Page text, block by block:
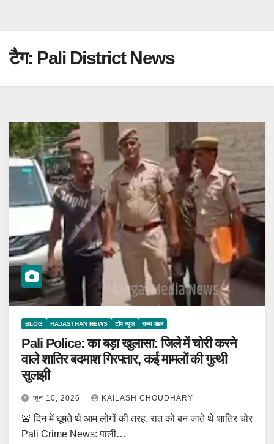
टैग: Pali District News
BLOG RAJASTHAN NEWS टॉप न्यूज़ राज्य शहर
Pali Police: का बड़ा खुलासा: जिले में चोरी करने
वाले शातिर बदमाश गिरफ्तार, कई मामलों की गुत्थी
सुलझी
जून 10, 2026 KAILASH CHOUDHARY
🚨 दिन में घूमते थे आम लोगों की तरह, रात को बन जाते थे शातिर चोर
Pali Crime News: पाली…